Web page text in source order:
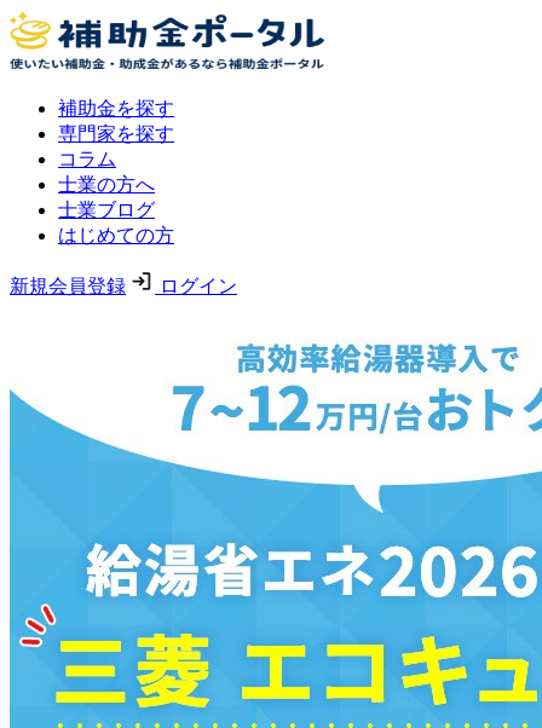
補助金を探す
専門家を探す
コラム
士業の方へ
士業ブログ
はじめての方
新規会員登録 ログイン